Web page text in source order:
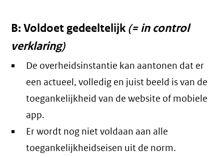
B: Voldoet gedeeltelijk(= in control
verklaring)
De overheidsinstantie kan aantonen dat er
een actueel, volledig en juist beeld is van de
toegankelijkheid van de website of mobiele
app.
Er wordt nog niet voldaan aan alle
toegankelijkheidseisen uit de norm.